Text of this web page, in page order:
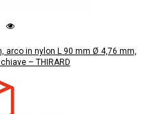
arco in nylon L 90 mm Ø 4,76 mm,
– THIRARD